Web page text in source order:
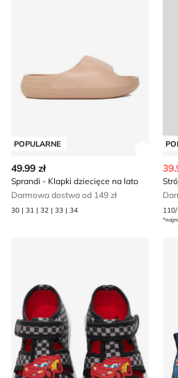
POPULARNE
49.99 zł
Sprandi - Klapki dziecięce na lato
Darmowa dostwa od 149 zł
30 | 31 | 32 | 33 | 34